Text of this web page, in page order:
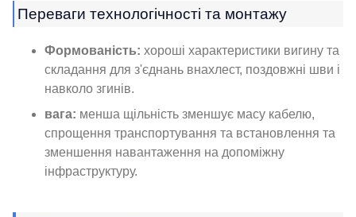
Переваги технологічності та монтажу
Формованість: хороші характеристики вигину та
складання для з'єднань внахлест, поздовжні шви і
навколо згинів.
вага: менша щільність зменшує масу кабелю,
спрощення транспортування та встановлення та
зменшення навантаження на допоміжну
інфраструктуру.